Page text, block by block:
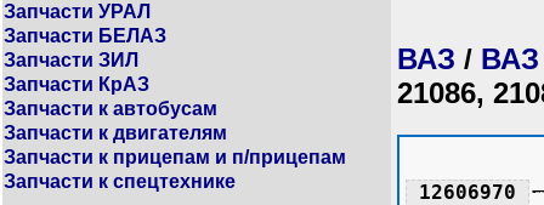
Запчасти УРАЛ
Запчасти БЕЛАЗ
Запчасти ЗИЛ
Запчасти КрАЗ
Запчасти к автобусам
Запчасти к двигателям
Запчасти к прицепам и п/прицепам
Запчасти к спецтехнике
ВАЗ / ВАЗ
21086,
12606970